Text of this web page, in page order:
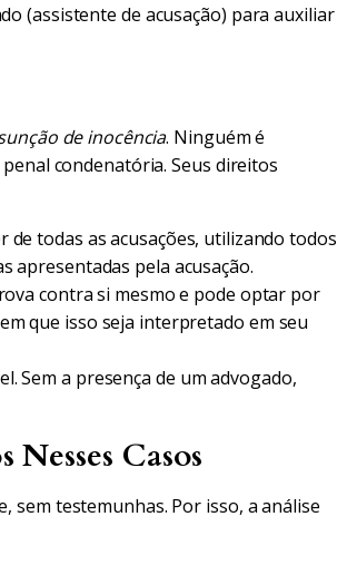
(assistente de acusação) para auxiliar
de inocência. Ninguém é
condenatória. Seus direitos
de todas as acusações, utilizando todos
apresentadas pela acusação.
contra si mesmo e pode optar por
que isso seja interpretado em seu
Sem a presença de um advogado,
Casos
sem testemunhas. Por isso, a análise